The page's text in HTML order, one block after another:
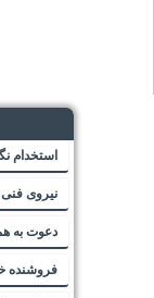
استخدام
نیروی فنی
دعوت به
فروشنده